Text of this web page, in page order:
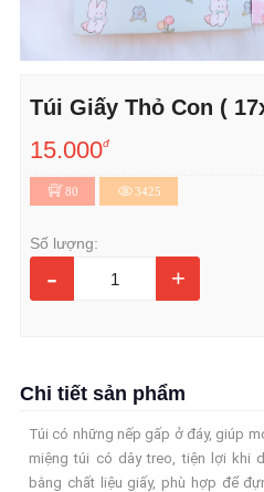
Túi Giấy Thỏ Con (
15.000đ
80 3425
Số lượng:
- +
Chi tiết sản phẩm
Túi có những nếp gấp ở đáy, giúp
miệng túi có dây treo, tiện lợi khi
bằng chất liệu giấy, phù hợp để